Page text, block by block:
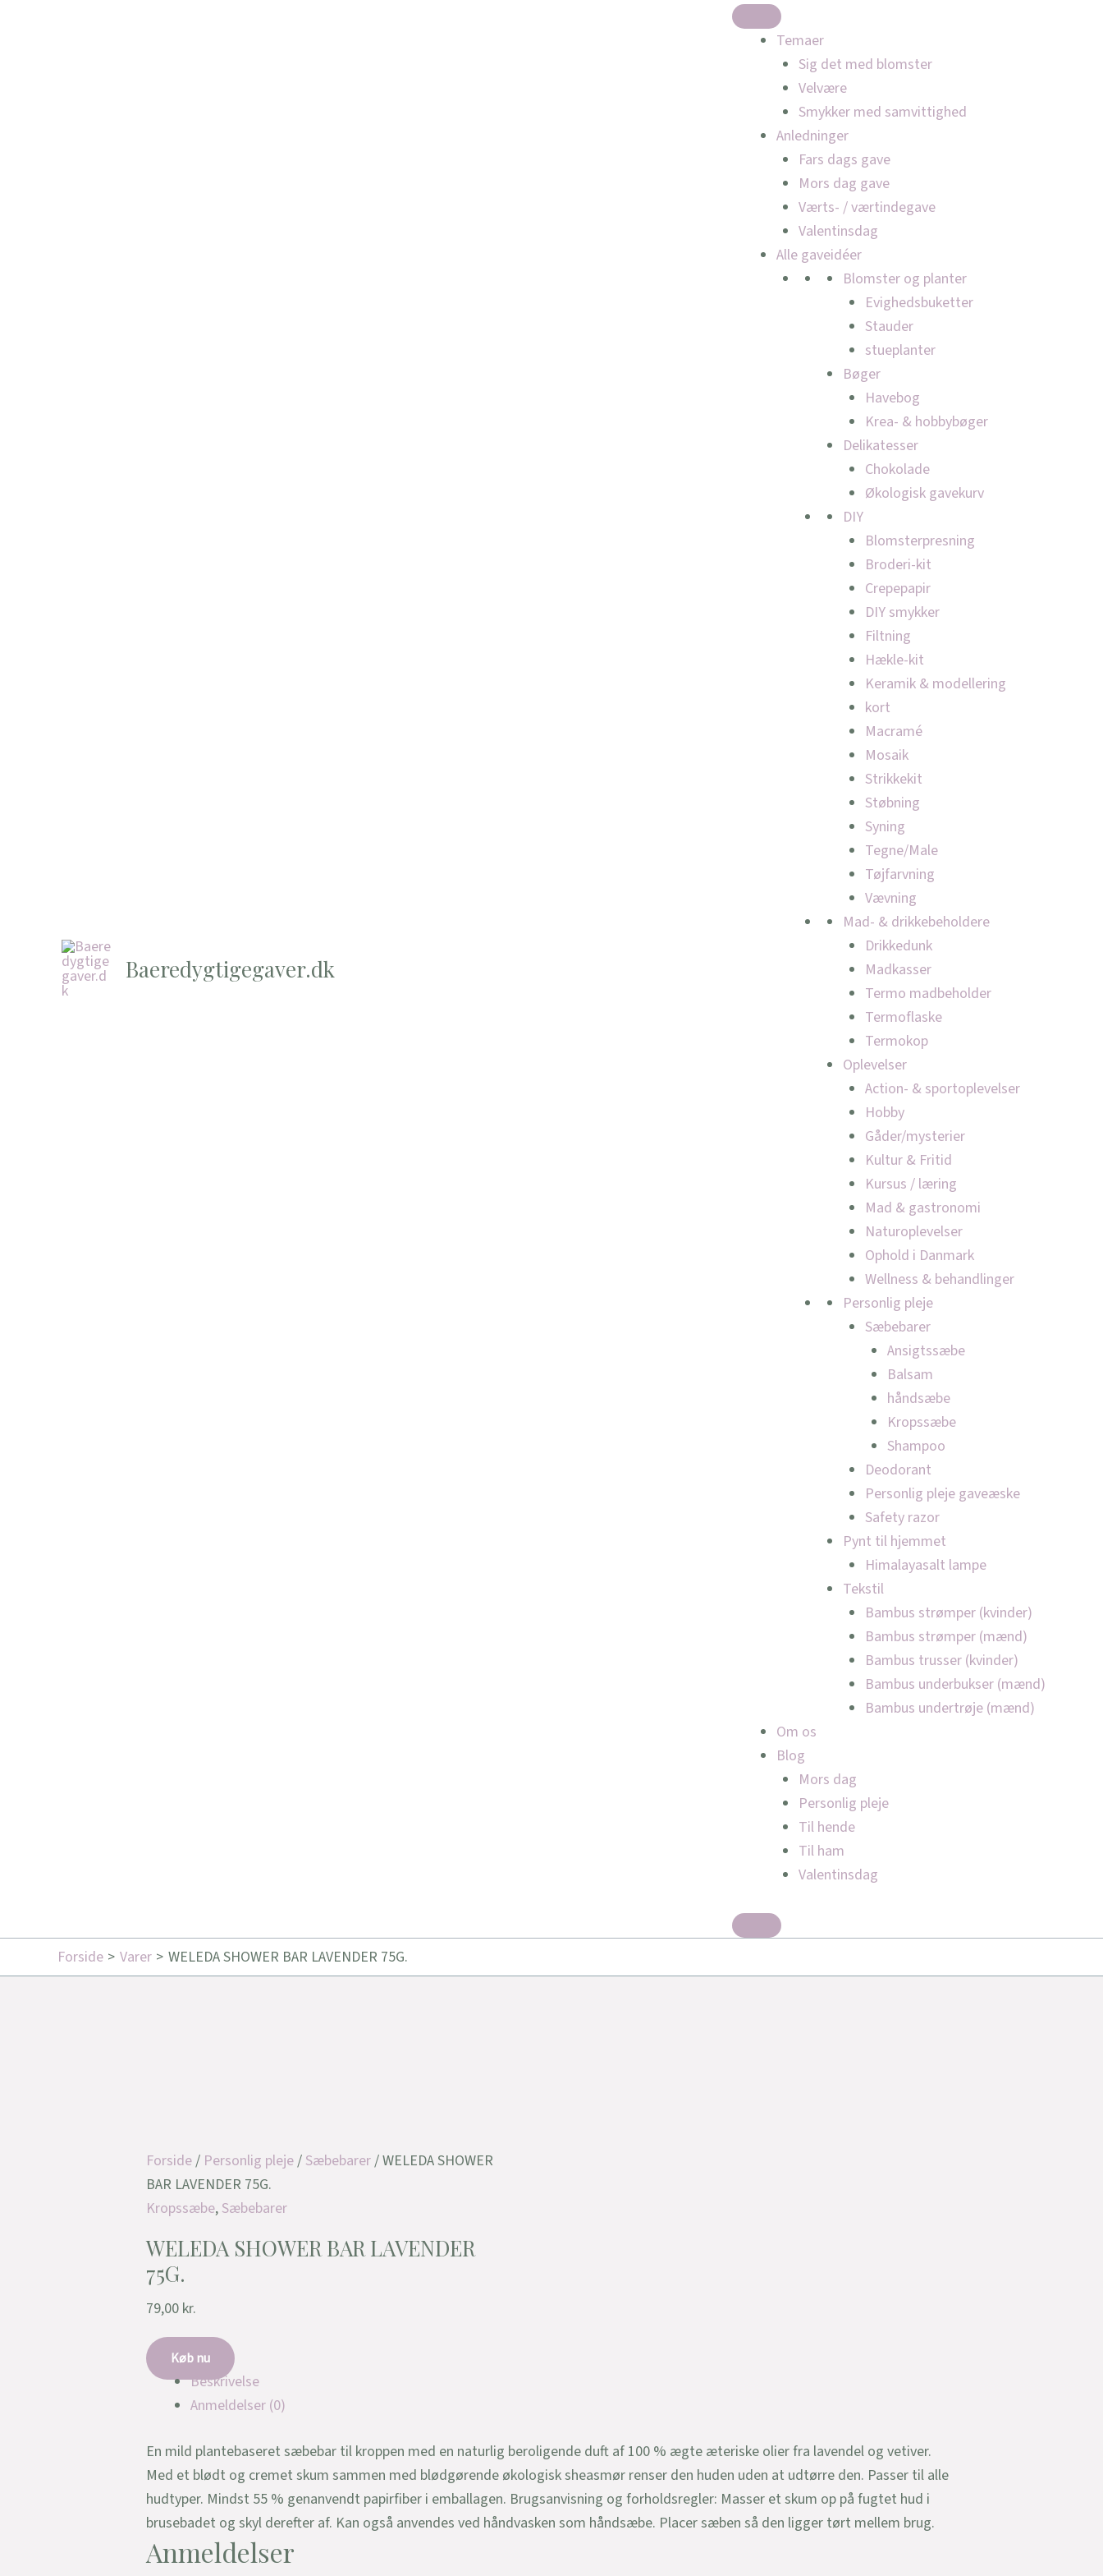
Baeredygtigegaver.dk
Temaer
Sig det med blomster
Velvære
Smykker med samvittighed
Anledninger
Fars dags gave
Mors dag gave
Værts- / værtindegave
Valentinsdag
Alle gaveidéer
Blomster og planter
Evighedsbuketter
Stauder
stueplanter
Bøger
Havebog
Krea- & hobbybøger
Delikatesser
Chokolade
Økologisk gavekurv
DIY
Blomsterpresning
Broderi-kit
Crepepapir
DIY smykker
Filtning
Hækle-kit
Keramik & modellering
kort
Macramé
Mosaik
Strikkekit
Støbning
Syning
Tegne/Male
Tøjfarvning
Vævning
Mad- & drikkebeholdere
Drikkedunk
Madkasser
Termo madbeholder
Termoflaske
Termokop
Oplevelser
Action- & sportoplevelser
Hobby
Gåder/mysterier
Kultur & Fritid
Kursus / læring
Mad & gastronomi
Naturoplevelser
Ophold i Danmark
Wellness & behandlinger
Personlig pleje
Sæbebarer
Ansigtssæbe
Balsam
håndsæbe
Kropssæbe
Shampoo
Deodorant
Personlig pleje gaveæske
Safety razor
Pynt til hjemmet
Himalayasalt lampe
Tekstil
Bambus strømper (kvinder)
Bambus strømper (mænd)
Bambus trusser (kvinder)
Bambus underbukser (mænd)
Bambus undertrøje (mænd)
Om os
Blog
Mors dag
Personlig pleje
Til hende
Til ham
Valentinsdag
Forside Varer WELEDA SHOWER BAR LAVENDER 75G.
Forside/ Personlig pleje/ Sæbebarer/ WELEDA SHOWER
BAR LAVENDER 75G.
Kropssæbe, Sæbebarer
WELEDA SHOWER BAR LAVENDER
75G.
79,00 kr.
Køb nu
Beskrivelse
Anmeldelser (0)
En mild plantebaseret sæbebar til kroppen med en naturlig beroligende duft af 100 % ægte æteriske olier fra lavendel og vetiver.
Med et blødt og cremet skum sammen med blødgørende økologisk sheasmør renser den huden uden at udtørre den. Passer til alle
hudtyper. Mindst 55 % genanvendt papirfiber i emballagen. Brugsanvisning og forholdsregler: Masser et skum op på fugtet hud i
brusebadet og skyl derefter af. Kan også anvendes ved håndvasken som håndsæbe. Placer sæben så den ligger tørt mellem brug.
Anmeldelser